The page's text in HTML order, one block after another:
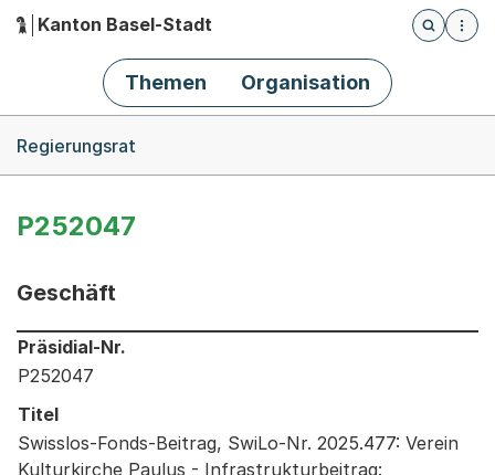
Hauptnavigation
Kanton Basel-Stadt
Öffnet
Themen Organisation
Regierungsrat
P252047
Geschäft
Informationen zum Ausgewählten Geschäft
Präsidial-Nr.
P252047
Titel
Swisslos-Fonds-Beitrag, SwiLo-Nr. 2025.477: Verein
Kulturkirche Paulus - Infrastrukturbeitrag: